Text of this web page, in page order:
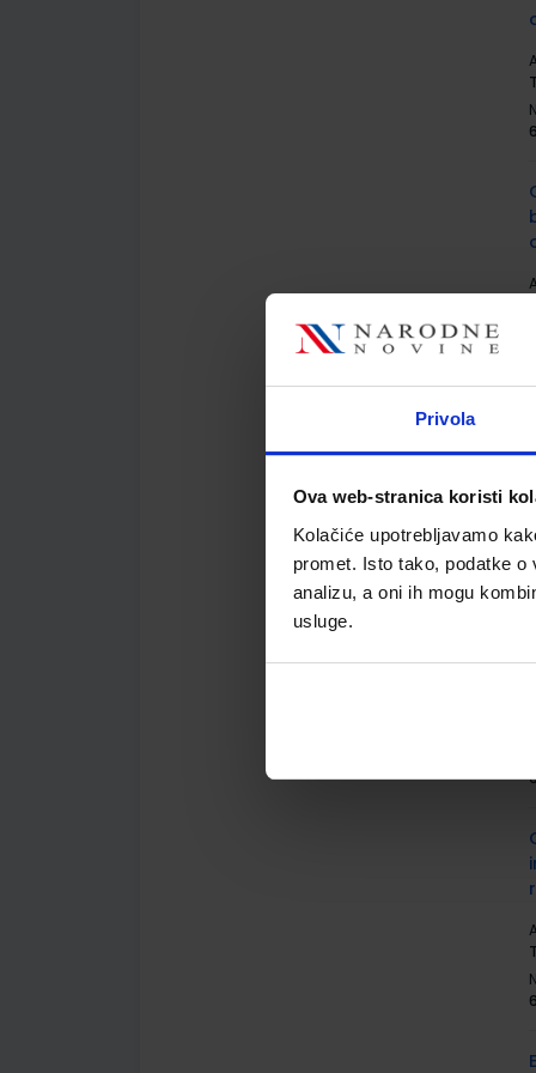
Privola
Ova web-stranica koristi
Kolačiće upotrebljavamo
promet. Isto tako, podatke
analizu, a oni ih mogu
usluge.